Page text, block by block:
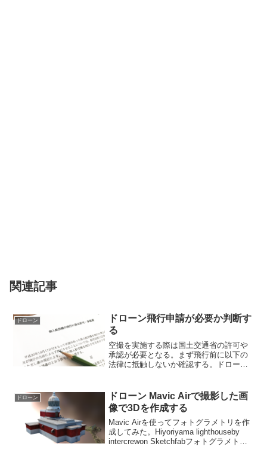
関連記事
ドローン
ドローン飛行申請が必要か判断す
る
空撮を実施する際は国土交通省の許可や
承認が必要となる。まず飛行前に以下の
法律に抵触しないか確認する。ドローン
法（第127条）・条例航空法下記の「場
所」に関する３つのケ...
ドローン
ドローン Mavic Airで撮影した画
像で3Dを作成する
Mavic Airを使ってフォトグラメトリを作
成してみた。Hiyoriyama lighthouseby
intercrewon Sketchfabフォトグラメトリ